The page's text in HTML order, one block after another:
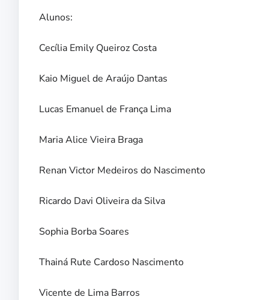
Alunos:
Cecília Emily Queiroz Costa
Kaio Miguel de Araújo Dantas
Lucas Emanuel de França Lima
Maria Alice Vieira Braga
Renan Victor Medeiros do Nascimento
Ricardo Davi Oliveira da Silva
Sophia Borba Soares
Thainá Rute Cardoso Nascimento
Vicente de Lima Barros